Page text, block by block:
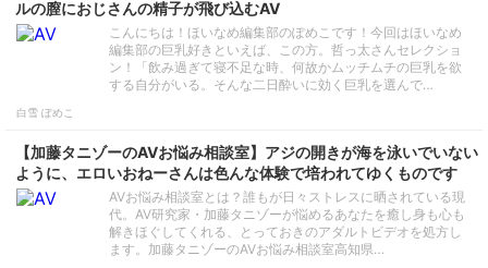
ルの膣におじさんの精子が飛び込むAV
こんにちは！ほいなめ編集部のぽめこです！今回はほいなめ
編集部の巨乳好きといえば、この方。哲っ太さんセレクショ
ン！「飲み過ぎて寝不足な時、何故かムッチムチの巨乳を欲
する自分がいる。そんな二日酔いに効く巨乳を選んで…
白雪 ぽめこ
【加藤タニゾーのAVお悩み相談室】アジの開きが海を泳いでいない
ように、エロいおねーさんは色んな体験で培われてゆくものです
AVお悩み相談室とは？誰もが日々ストレスに晒されている現
代。AV研究家・加藤タニゾーが悩めるあなたを癒し身も心も
解きほぐしてくれる、とっておきのアダルトビデオを処方し
ます。加藤タニゾーのAVお悩み相談室高知県…